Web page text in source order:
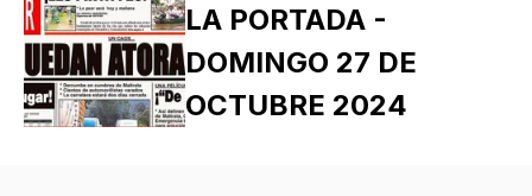
LA PORTADA -
DOMINGO 27 DE
OCTUBRE 2024